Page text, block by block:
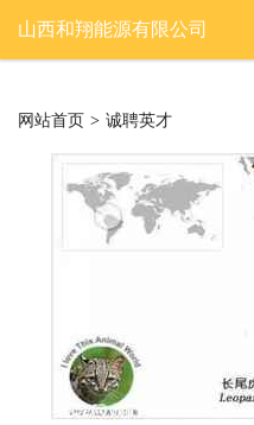
山西和翔能源有限公司
网站首页 > 诚聘英才